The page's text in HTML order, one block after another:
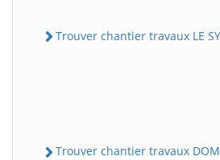
Trouver chantier travaux LE
Trouver chantier travaux